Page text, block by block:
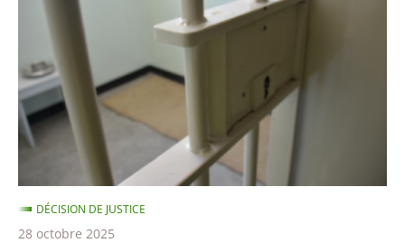
mandat
conseillè...
quartiers
de
lutte
contre
la
criminalité
organisée
sont
légaux
DÉCISION DE JUSTICE
28 octobre 2025